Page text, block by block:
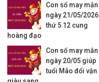
Con số may mắn
ngày 21/05/2026
thứ 5 12 cung
hoàng đạo
Con số may mắn
ngày 20/05 giúp
tuổi Mão đổi vận